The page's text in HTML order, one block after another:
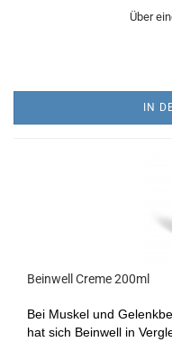
Über
IN
Beinwell Creme 200ml
Bei Muskel und
hat sich Beinwell in